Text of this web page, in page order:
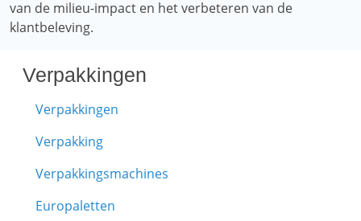
van de milieu-impact en het verbeteren van de
klantbeleving.
Verpakkingen
Verpakkingen
Verpakking
Verpakkingsmachines
Europaletten